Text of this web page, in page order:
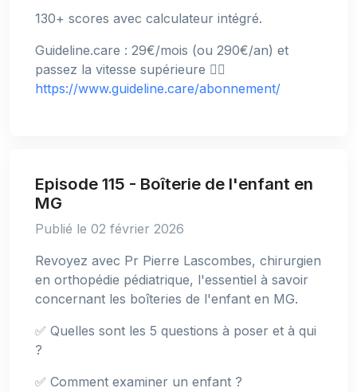
130+ scores avec calculateur intégré.
Guideline.care : 29€/mois (ou 290€/an) et
passez la vitesse supérieure 👉🏻
https://www.guideline.care/abonnement/
Episode 115 - Boîterie de l'enfant en
MG
Publié le 02 février 2026
Revoyez avec Pr Pierre Lascombes, chirurgien
en orthopédie pédiatrique, l'essentiel à savoir
concernant les boîteries de l'enfant en MG.
✅ Quelles sont les 5 questions à poser et à qui
?
✅ Comment examiner un enfant ?